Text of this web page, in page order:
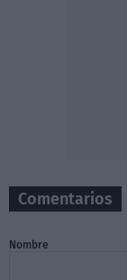
Comentarios
Nombre